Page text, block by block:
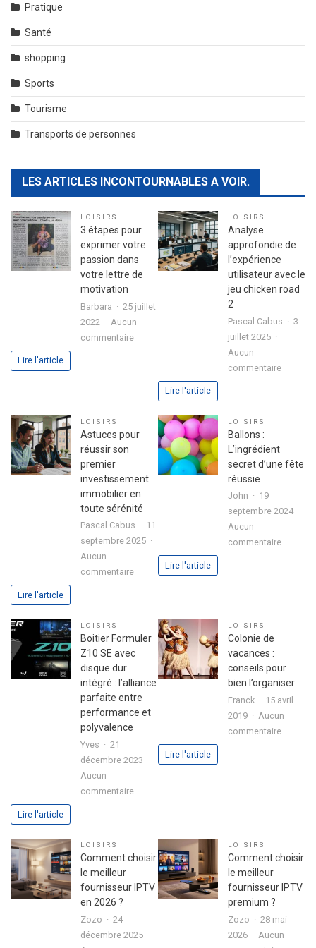
Pratique
Santé
shopping
Sports
Tourisme
Transports de personnes
LES ARTICLES INCONTOURNABLES A VOIR.
LOISIRS
3 étapes pour
exprimer votre
passion dans
votre lettre de
motivation
Barbara
25 juillet
2022
Aucun
commentairesur
exprimer
passion
lettre
de
motivation
Lire l'article
LOISIRS
Analyse
approfondie de
l’expérience
utilisateur avec le
jeu chicken road
2
Pascal Cabus
3
juillet 2025
Aucun
commentairesur
avec
chicken
Lire l'article
LOISIRS
Astuces pour
réussir son
premier
investissement
immobilier en
toute sérénité
Pascal Cabus
11
septembre 2025
Aucun
commentairesur
réussir
son
premier
investissement
immobilier
en
toute
Lire l'article
LOISIRS
Ballons :
L’ingrédient
secret d’une fête
réussie
John
19
septembre 2024
Aucun
commentairesur
Lire l'article
LOISIRS
Boitier Formuler
Z10 SE avec
disque dur
intégré : l’alliance
parfaite entre
performance et
polyvalence
Yves
21
décembre 2023
Aucun
commentairesur
SE
disque
:
Lire l'article
LOISIRS
Colonie de
vacances :
conseils pour
bien l’organiser
Franck
15 avril
2019
Aucun
commentairesur
Lire l'article
LOISIRS
Comment choisir
le meilleur
fournisseur IPTV
en 2026 ?
Zozo
24
décembre 2025
LOISIRS
Comment choisir
le meilleur
fournisseur IPTV
premium ?
Zozo
28 mai
2026
Aucun